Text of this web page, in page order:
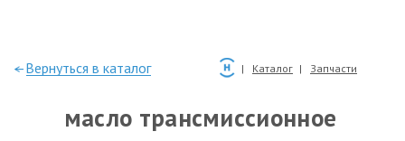
—Вернуться в каталог Каталог Запчасти
масло трансмиссионное